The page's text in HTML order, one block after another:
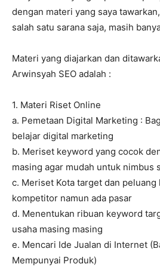
dengan materi yang saya
salah satu sarana saja, masih
Materi yang diajarkan dan
Arwinsyah SEO adalah :
1. Materi Riset Online
a. Pemetaan Digital Marketing :
belajar digital marketing
b. Meriset keyword yang cocok
masing agar mudah untuk nimbus
c. Meriset Kota target dan peluang
kompetitor namun ada pasar
d. Menentukan ribuan keyword
usaha masing masing
e. Mencari Ide Jualan di Internet
Mempunyai Produk)